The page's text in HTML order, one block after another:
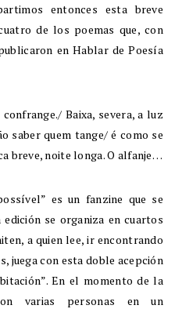
entonces esta breve
de los poemas que, con
en Hablar de Poesía
Baixa, severa, a luz
saber quem tange/ é como se
breve, noite longa. O alfanje…
es un fanzine que se
se organiza en cuartos
a quien lee, ir encontrando
juega con esta doble acepción
En el momento de la
varias personas en un